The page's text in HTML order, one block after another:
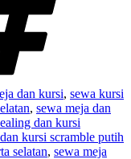
dan kursi, sewa kursi
, sewa meja dan
dan kursi
kursi scramble putih
selatan, sewa meja